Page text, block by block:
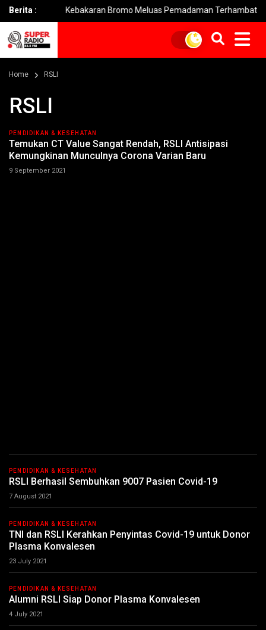
Berita :Kebakaran Bromo Meluas Pemadaman Terhambat Medan
Home RSLI
RSLI
PENDIDIKAN & KESEHATAN
Temukan CT Value Sangat Rendah, RSLI Antisipasi
Kemungkinan Munculnya Corona Varian Baru
9 September 2021
PENDIDIKAN & KESEHATAN
RSLI Berhasil Sembuhkan 9007 Pasien Covid-19
7 August 2021
PENDIDIKAN & KESEHATAN
TNI dan RSLI Kerahkan Penyintas Covid-19 untuk Donor
Plasma Konvalesen
23 July 2021
PENDIDIKAN & KESEHATAN
Alumni RSLI Siap Donor Plasma Konvalesen
4 July 2021